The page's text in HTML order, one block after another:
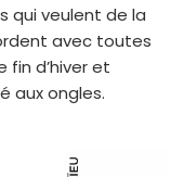
qui veulent de la
avec toutes
fin d’hiver et
aux ongles.